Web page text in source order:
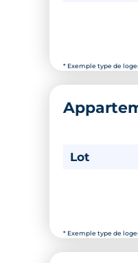
* Exemple type de
* Exemple type de
Lot